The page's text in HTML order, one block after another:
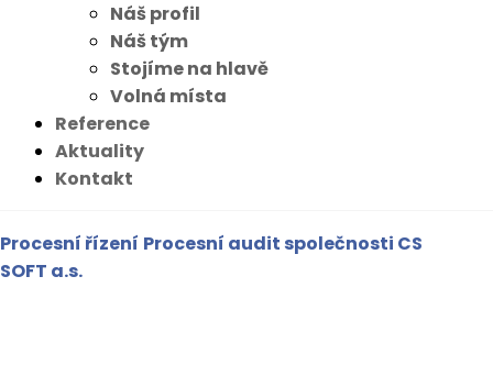
Náš profil
Náš tým
Stojíme na hlavě
Volná místa
Reference
Aktuality
Kontakt
Procesní řízení Procesní audit společnosti CS
SOFT a.s.